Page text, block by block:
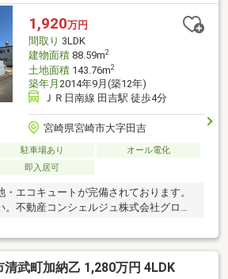
1,920万円
間取り 3LDK
建物面積88.59m2
土地面積143.76m2
築年月 2014年9月(築12年)
ＪＲ日南線 田吉駅 徒歩4分
宮崎県宮崎市大字田吉
駐車場あり
オール電化
即入居可
エコキュートが完備されております。
不動産コンシェルジュ株式会社グロー
清武町加納乙 1,280万円 4LDK